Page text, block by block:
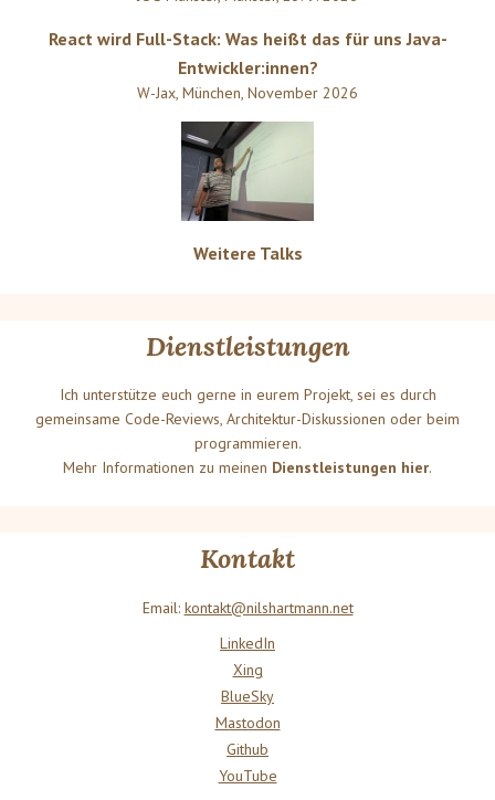
React wird Full-Stack: Was heißt das für uns Java-
Entwickler:innen?
W-Jax, München, November 2026
Weitere Talks
Dienstleistungen
Ich unterstütze euch gerne in eurem Projekt, sei es durch
gemeinsame Code-Reviews, Architektur-Diskussionen oder beim
programmieren.
Mehr Informationen zu meinen Dienstleistungen hier.
Kontakt
Email: kontakt@nilshartmann.net
LinkedIn
Xing
BlueSky
Mastodon
Github
YouTube